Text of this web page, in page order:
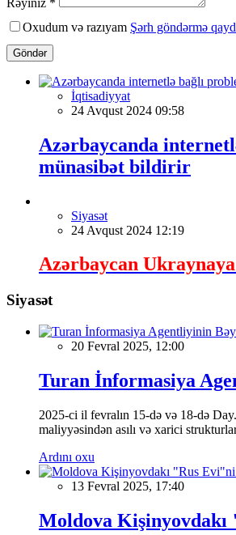
Oxudum və razıyam Şərh göndərmə
Göndər
İqtisadiyyat
24 Avqust 2024 09:58
Azərbaycanda
münasibət bildirir
Siyasət
24 Avqust 2024 12:19
Azərbaycan
Siyasət
20 Fevral 2025, 12:00
Turan İnformasiya
2025-ci il fevralın 15-də və 18-də
maliyyəsindən asılı və xarici
Ardını oxu
13 Fevral 2025, 17:40
Moldova